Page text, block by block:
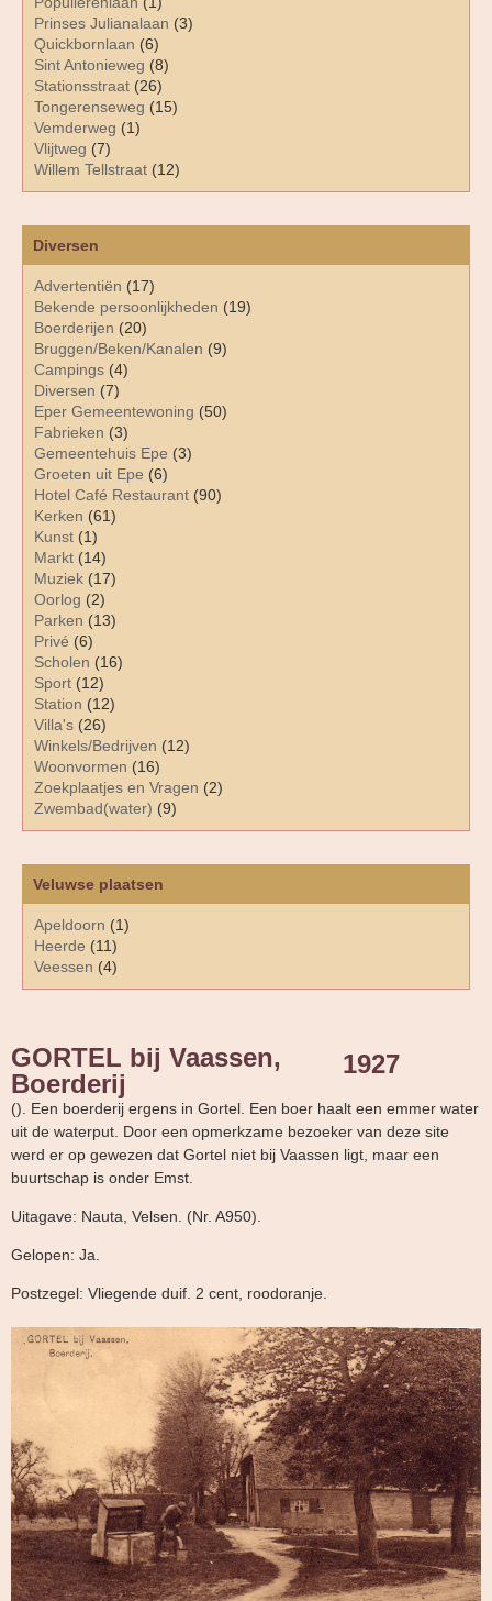
Diversen
Advertentiën (17)
Bekende persoonlijkheden (19)
Boerderijen (20)
Bruggen/Beken/Kanalen (9)
Campings (4)
Diversen (7)
Eper Gemeentewoning (50)
Fabrieken (3)
Gemeentehuis Epe (3)
Groeten uit Epe (6)
Hotel Café Restaurant (90)
Kerken (61)
Kunst (1)
Markt (14)
Muziek (17)
Oorlog (2)
Parken (13)
Privé (6)
Scholen (16)
Sport (12)
Station (12)
Villa's (26)
Winkels/Bedrijven (12)
Woonvormen (16)
Zoekplaatjes en Vragen (2)
Zwembad(water) (9)
Prinses Julianalaan (3)
Quickbornlaan (6)
Sint Antonieweg (8)
Stationsstraat (26)
Tongerenseweg (15)
Vemderweg (1)
Vlijtweg (7)
Willem Tellstraat (12)
Veluwse plaatsen
Apeldoorn (1)
Heerde (11)
Veessen (4)
GORTEL bij Vaassen,
Boerderij
1927
(). Een boerderij ergens in Gortel. Een boer haalt een emmer water
uit de waterput. Door een opmerkzame bezoeker van deze site
werd er op gewezen dat Gortel niet bij Vaassen ligt, maar een
buurtschap is onder Emst.
Uitagave: Nauta, Velsen. (Nr. A950).
Gelopen: Ja.
Postzegel: Vliegende duif. 2 cent, roodoranje.